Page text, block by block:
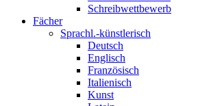
Schreibwettbewerb
Fächer
Sprachl.-künstlerisch
Deutsch
Englisch
Französisch
Italienisch
Kunst